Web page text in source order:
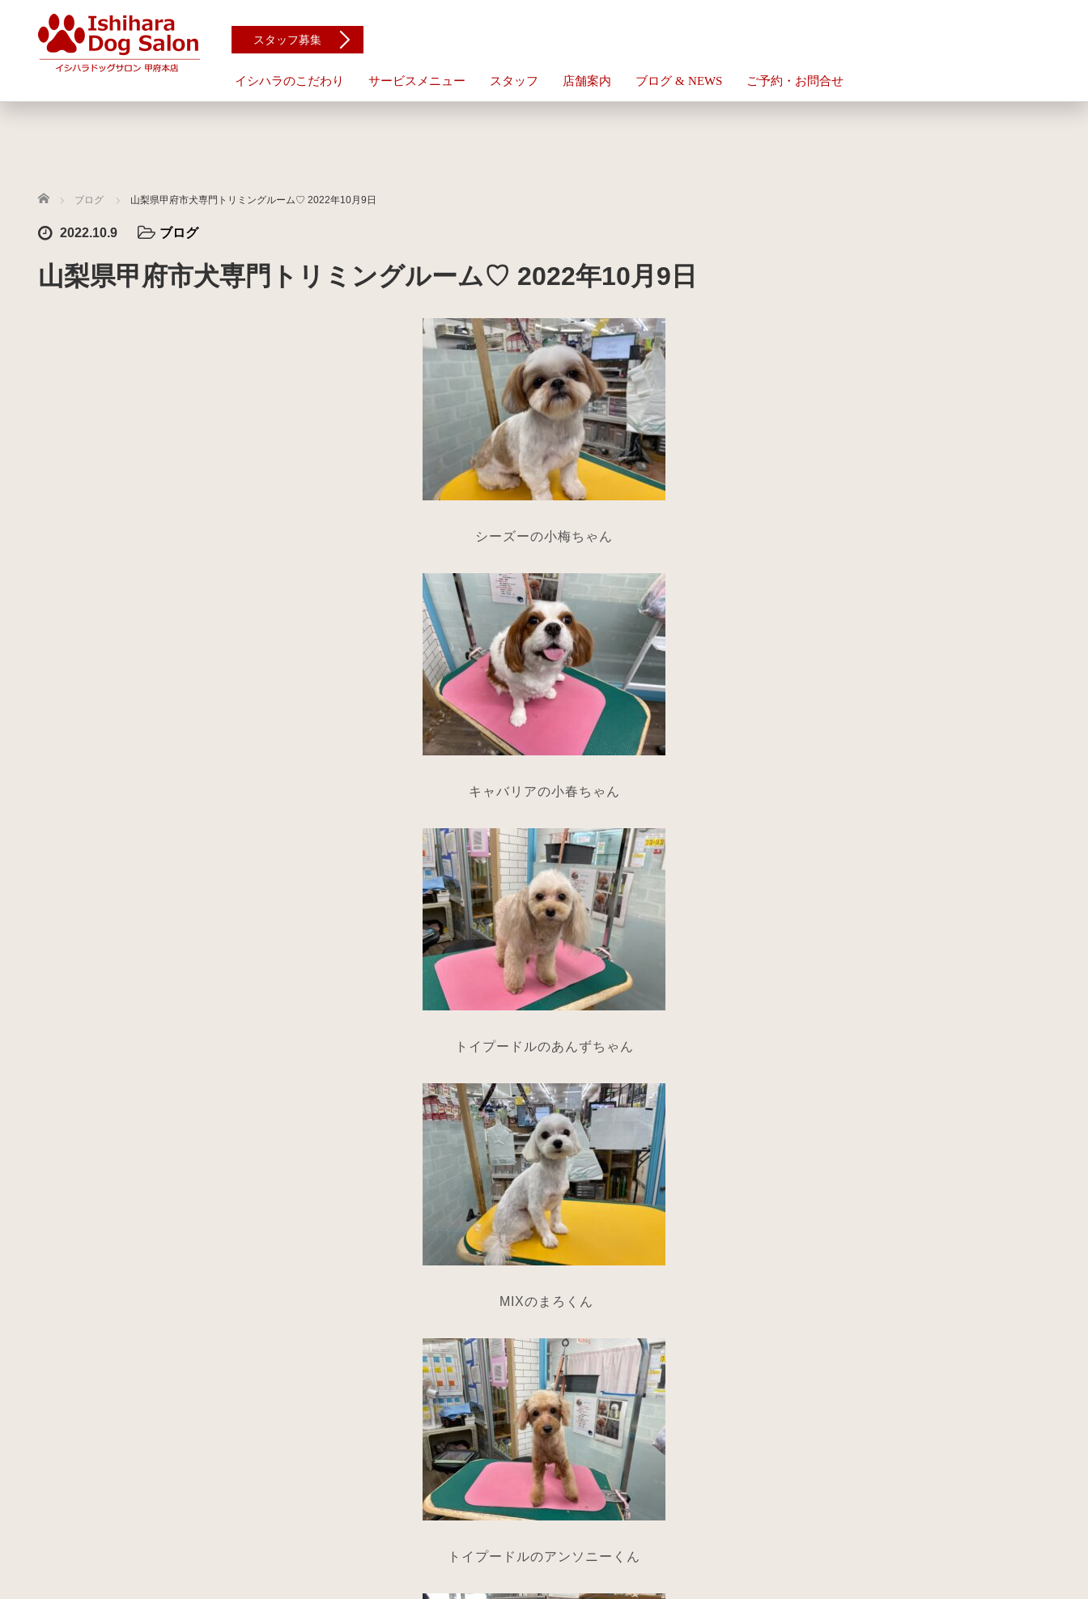
イシハラのこだわり サービスメニュー スタッフ 店舗案内 ブログ & NEWS ご予約・お問合せ
スタッフ募集
ホーム ブログ 山梨県甲府市犬専門トリミングルーム♡ 2022年10月9日
2022.10.9 ブログ
山梨県甲府市犬専門トリミングルーム♡ 2022年10月9日
シーズーの小梅ちゃん
キャバリアの小春ちゃん
トイプードルのあんずちゃん
MIXのまろくん
トイプードルのアンソニーくん